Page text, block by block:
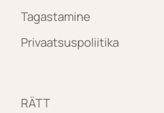
Tagastamine
Privaatsuspoliitika
RÄTT